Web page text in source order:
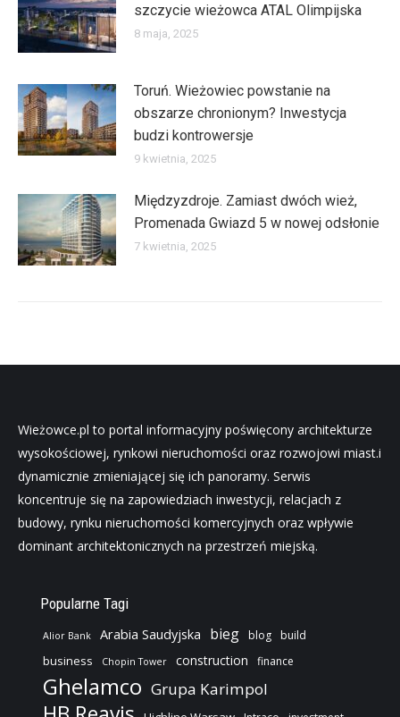
szczycie wieżowca ATAL Olimpijska
8 maja, 2025
Toruń. Wieżowiec powstanie na
obszarze chronionym? Inwestycja
budzi kontrowersje
9 kwietnia, 2025
Międzyzdroje. Zamiast dwóch wież,
Promenada Gwiazd 5 w nowej odsłonie
7 kwietnia, 2025
Wieżowce.pl to portal informacyjny poświęcony architekturze
wysokościowej, rynkowi nieruchomości oraz rozwojowi miast.i
dynamicznie zmieniającej się ich panoramy. Serwis
koncentruje się na zapowiedziach inwestycji, relacjach z
budowy, rynku nieruchomości komercyjnych oraz wpływie
dominant architektonicznych na przestrzeń miejską.
Popularne Tagi
Alior Bank Arabia Saudyjska bieg blog build
business Chopin Tower construction finance
Ghelamco Grupa Karimpol